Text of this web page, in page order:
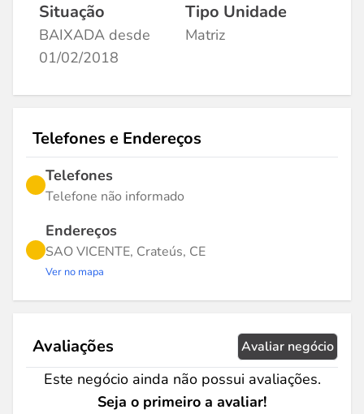
Situação
BAIXADA desde
01/02/2018
Tipo Unidade
Matriz
Telefones e Endereços
Telefones
Telefone não informado
Endereços
SAO VICENTE, Crateús, CE
Ver no mapa
Avaliações Avaliar negócio
Este negócio ainda não possui avaliações.
Seja o primeiro a avaliar!